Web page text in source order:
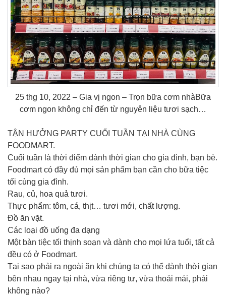
25 thg 10, 2022 – Gia vị ngon – Trọn bữa cơm nhàBữa
cơm ngon không chỉ đến từ nguyên liệu tươi sạch…
TẬN HƯỞNG PARTY CUỐI TUẦN TẠI NHÀ CÙNG
FOODMART.
Cuối tuần là thời điểm dành thời gian cho gia đình, bạn bè.
Foodmart có đầy đủ mọi sản phẩm bạn cần cho bữa tiệc
tối cùng gia đình.
Rau, củ, hoa quả tươi.
Thực phẩm: tôm, cá, thịt… tươi mới, chất lượng.
Đồ ăn vặt.
Các loại đồ uống đa dạng
Một bàn tiệc tối thịnh soạn và dành cho mọi lứa tuổi, tất cả
đều có ở Foodmart.
Tại sao phải ra ngoài ăn khi chúng ta có thể dành thời gian
bên nhau ngay tại nhà, vừa riêng tư, vừa thoải mái, phải
không nào?